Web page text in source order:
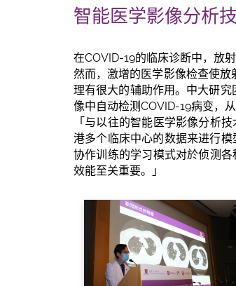
智能医学影像分析
在COVID-19的临床诊断中，放
然而，激增的医学影像检查使
理有很大的辅助作用。中大研
像中自动检测COVID-19病变，
「与以往的智能医学影像分析
港多个临床中心的数据来进行
协作训练的学习模式对於侦测
效能至关重要。」